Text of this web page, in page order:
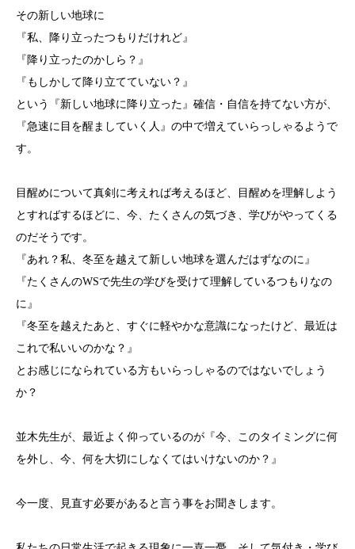
その新しい地球に
『私、降り立ったつもりだけれど』
『降り立ったのかしら？』
『もしかして降り立てていない？』
という『新しい地球に降り立った』確信・自信を持てない方が、
『急速に目を醒ましていく人』の中で増えていらっしゃるようで
す。
目醒めについて真剣に考えれば考えるほど、目醒めを理解しよう
とすればするほどに、今、たくさんの気づき、学びがやってくる
のだそうです。
『あれ？私、冬至を越えて新しい地球を選んだはずなのに』
『たくさんのWSで先生の学びを受けて理解しているつもりなの
に』
『冬至を越えたあと、すぐに軽やかな意識になったけど、最近は
これで私いいのかな？』
とお感じになられている方もいらっしゃるのではないでしょう
か？
並木先生が、最近よく仰っているのが『今、このタイミングに何
を外し、今、何を大切にしなくてはいけないのか？』
今一度、見直す必要があると言う事をお聞きします。